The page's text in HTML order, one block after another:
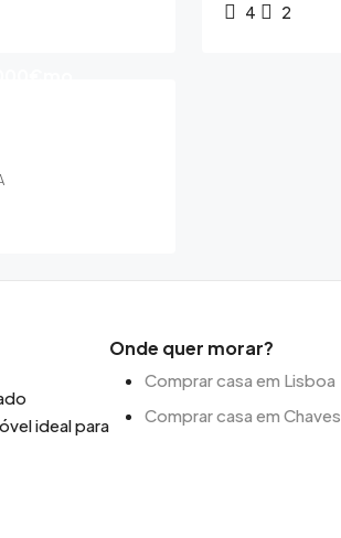
4 2
ideal para
Onde quer morar?
Comprar casa em Lisboa
Comprar casa em Chaves